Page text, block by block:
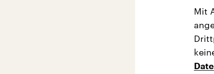
Mit